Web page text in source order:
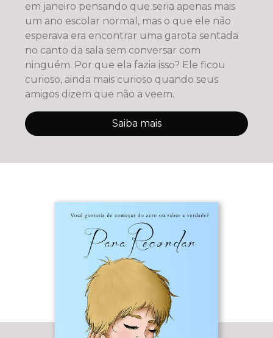
em janeiro pensando que seria apenas mais
um ano escolar normal, mas o que ele não
esperava era encontrar uma garota sentada
no canto da sala sem conversar com
ninguém. Por que ela fazia isso? Ele ficou
curioso, ainda mais curioso quando seus
amigos dizem que não a veem.
Saiba mais